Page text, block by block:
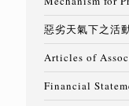
惡劣天氣下之活
Articles of
Financial